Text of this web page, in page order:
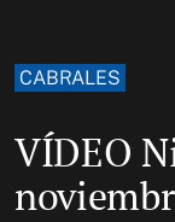
CABRALES
VÍDEO